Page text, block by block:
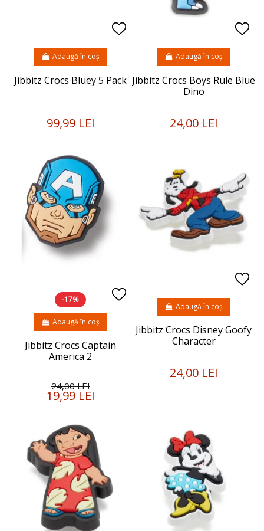
Jibbitz Crocs Bluey 5 Pack
99,99 LEI
Adaugă în coș
Jibbitz Crocs Boys Rule Blue
Dino
24,00 LEI
Adaugă în coș
-17%
Jibbitz Crocs Captain
America 2
24,00 LEI
19,99 LEI
Adaugă în coș
Jibbitz Crocs Disney Goofy
Character
24,00 LEI
Adaugă în coș